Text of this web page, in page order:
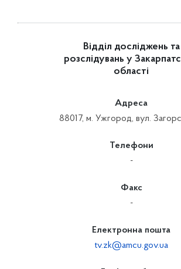
Відділ досліджень та
розслідувань у
області
Адреса
88017, м. Ужгород, вул.
Телефони
-
Факс
-
Електронна пошта
tv.zk@amcu.gov.ua